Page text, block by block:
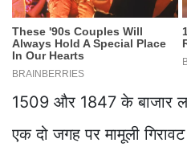
1509 और 1847 के बाजार
एक दो जगह पर मामूली